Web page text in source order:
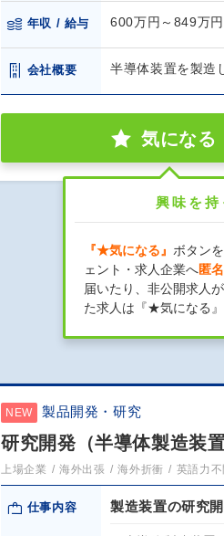
年収 / 給与 600万円～849万円
会社概要 半導体装置を製造
気になる
興味を持
『★気になる』 ボタン
ェント・求人企業へ匿名
届いたり、非公開求人
た求人は『★気になる』
NEW 製品開発・研究
研究開発（半導体製造装
上場企業 海外出張 海外折衝 英語力不
仕事内容 製造装置の研究